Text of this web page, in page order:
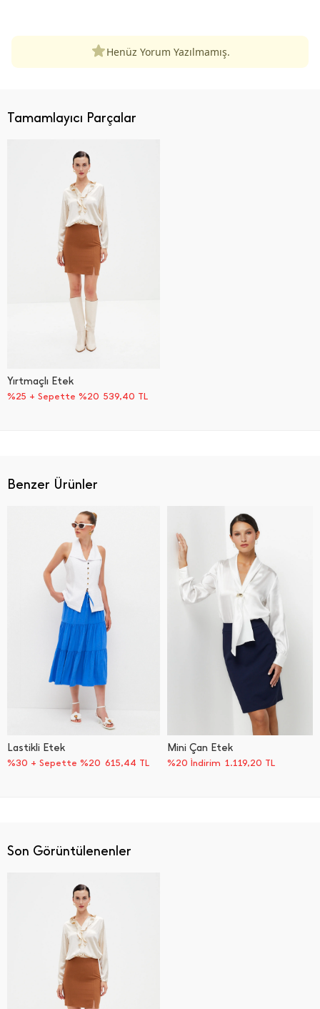
Henüz Yorum Yazılmamış.
Benzer Ürünler
Lastikli Etek
%30 + Sepette %20 615,44 TL
Mini Çan Etek
%20 İndirim 1.119,20 TL
Tamamlayıcı Parçalar
Yırtmaçlı Etek
%25 + Sepette %20 539,40 TL
Son Görüntülenenler